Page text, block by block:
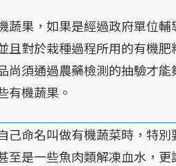
，如果是經過政府單位輔
且對於栽種過程所用的有機
尚須通過農藥檢測的抽驗才
有機蔬果。
名叫做有機蔬菜時，特別
至是一些魚肉類解凍血水，